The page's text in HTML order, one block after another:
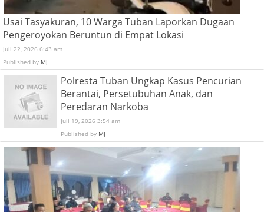
Usai Tasyakuran, 10 Warga Tuban Laporkan Dugaan
Pengeroyokan Beruntun di Empat Lokasi
Juli 22, 2026 6:43 am
Published by MJ
Polresta Tuban Ungkap Kasus Pencurian
Berantai, Persetubuhan Anak, dan
Peredaran Narkoba
Juli 19, 2026 3:54 am
Published by MJ